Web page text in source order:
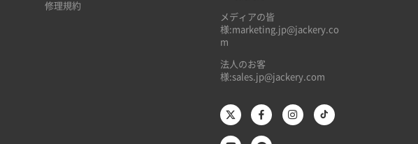
修理規約
メディアの皆
様:marketing.jp@jackery.co
m
法人のお客
様:sales.jp@jackery.com